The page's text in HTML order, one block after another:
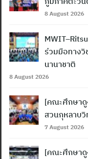
8 August 2026
ร่วมมือทางวิ
นานาชาติ
8 August 2026
[คณะศึกษาดู
สวนกุหลาบวิ
7 August 2026
[คณะศึกษาดู